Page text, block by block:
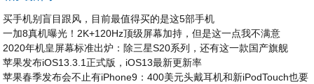
买手机别盲目跟风，目前最值得买的是这5部手机
一加8真机曝光！2K+120Hz顶级屏幕加持，但是这一点我不满意
2020年机皇屏幕标准出炉：除三星S20系列，还有这一款国产旗舰
苹果发布iOS13.3.1正式版，iOS13最新更新率
苹果春季发布会不止有iPhone9：400美元头戴耳机和新iPodTouch也要